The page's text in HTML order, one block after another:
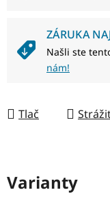
ZÁRUKA
Našli ste
nám!
Tlač
Varianty